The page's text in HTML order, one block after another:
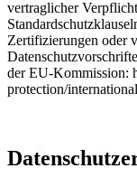
vertraglicher
Zertifizierungen oder
der EU-Kommission:
protection/